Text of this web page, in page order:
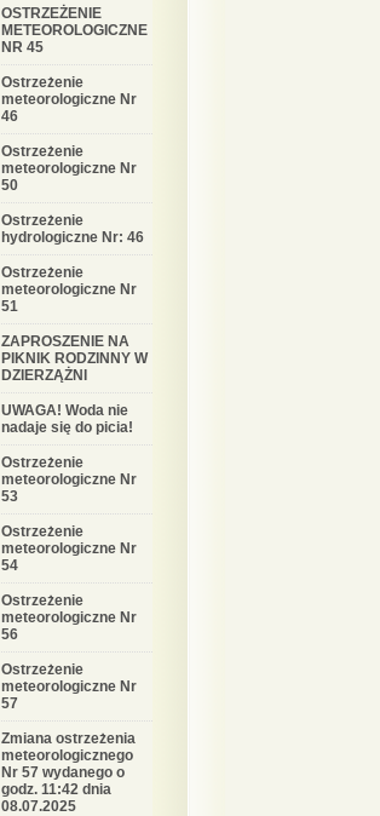
OSTRZEŻENIE
METEOROLOGICZNE
NR 45
Ostrzeżenie
meteorologiczne Nr
46
Ostrzeżenie
meteorologiczne Nr
50
Ostrzeżenie
hydrologiczne Nr: 46
Ostrzeżenie
meteorologiczne Nr
51
ZAPROSZENIE NA
PIKNIK RODZINNY W
DZIERZĄŻNI
UWAGA! Woda nie
nadaje się do picia!
Ostrzeżenie
meteorologiczne Nr
53
Ostrzeżenie
meteorologiczne Nr
54
Ostrzeżenie
meteorologiczne Nr
56
Ostrzeżenie
meteorologiczne Nr
57
Zmiana ostrzeżenia
meteorologicznego
Nr 57 wydanego o
godz. 11:42 dnia
08.07.2025